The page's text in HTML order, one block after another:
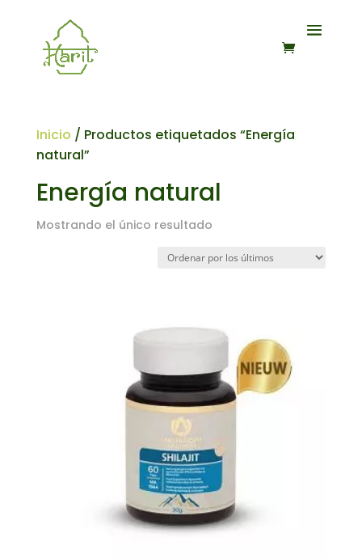
Inicio / Productos etiquetados “Energía
natural”
Energía natural
Mostrando el único resultado